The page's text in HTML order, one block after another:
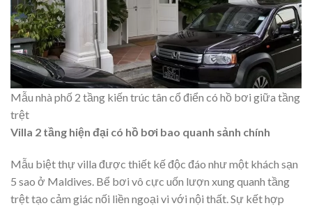
Mẫu nhà phố 2 tầng kiến trúc tân cổ điển có hồ bơi giữa tầng
trệt
Villa 2 tầng hiện đại có hồ bơi bao quanh sảnh chính
Mẫu biệt thự villa được thiết kế độc đáo như một khách sạn
5 sao ở Maldives. Bể bơi vô cực uốn lượn xung quanh tầng
trệt tạo cảm giác nối liền ngoại vi với nội thất. Sự kết hợp